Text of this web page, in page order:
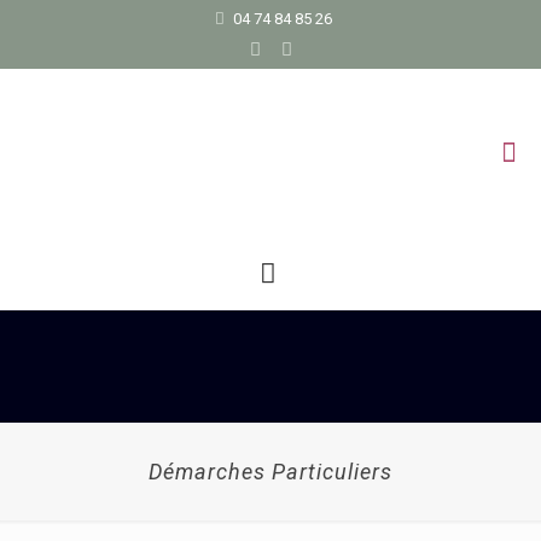
04 74 84 85 26
Démarches Particuliers